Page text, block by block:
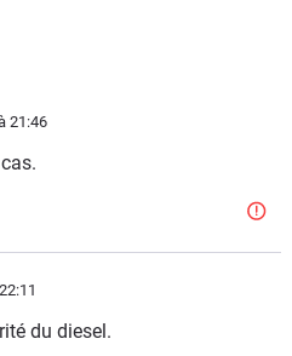
21:46
du diesel.